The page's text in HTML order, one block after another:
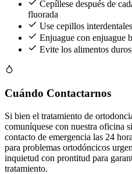
Cepíllese después de
fluorada
Use cepillos
Enjuague con enjuague
Evite los alimentos
Cuándo Contactarnos
Si bien el tratamiento de
comuníquese con nuestra oficina
contacto de emergencia las 24
para problemas ortodóncicos
inquietud con prontitud para
tratamiento.